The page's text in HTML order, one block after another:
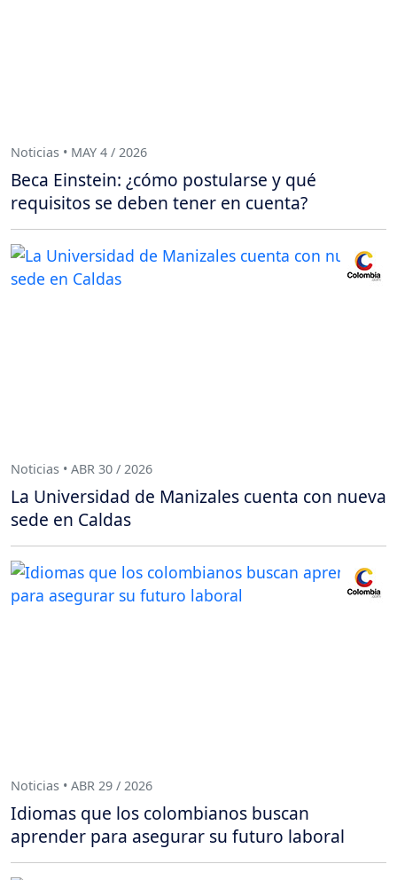
Noticias • MAY 4 / 2026
Beca Einstein: ¿cómo postularse y qué
requisitos se deben tener en cuenta?
Noticias • ABR 30 / 2026
La Universidad de Manizales cuenta con nueva
sede en Caldas
Noticias • ABR 29 / 2026
Idiomas que los colombianos buscan
aprender para asegurar su futuro laboral